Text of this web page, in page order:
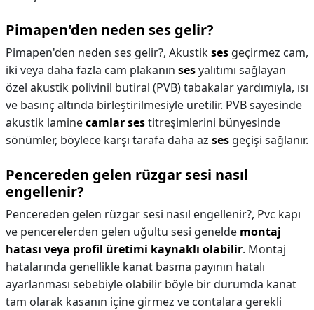
Pimapen'den neden ses gelir?
Pimapen'den neden ses gelir?, Akustikses geçirmez cam,
iki veya daha fazla cam plakanın sesyalıtımı sağlayan
özel akustik polivinil butiral (PVB) tabakalar yardımıyla, ısı
ve basınç altında birleştirilmesiyle üretilir. PVB sayesinde
akustik laminecamlar sestitreşimlerini bünyesinde
sönümler, böylece karşı tarafa daha az ses geçişi sağlanır.
Pencereden gelen rüzgar sesi nasıl
engellenir?
Pencereden gelen rüzgar sesi nasıl engellenir?, Pvc kapı
ve pencerelerden gelen uğultu sesi genelde montaj
hatası veya profil üretimi kaynaklı olabilir. Montaj
hatalarında genellikle kanat basma payının hatalı
ayarlanması sebebiyle olabilir böyle bir durumda kanat
tam olarak kasanın içine girmez ve contalara gerekli